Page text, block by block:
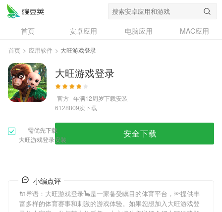
首页 安卓应用 电脑应用
MAC应用
资讯
专题
问答
首页 > 应用软件 > 大旺游戏登录
大旺游戏登录
官方 年满12周岁下载安装
6128809次下载
需优先下载
大旺游戏登录安装
安全下载
小编点评
🔌导语： 大旺游戏登录🦕是一家备受瞩目的体育平台，🔦提供丰
富多样的体育赛事和刺激的游戏体验。如果您想加入大旺游戏登